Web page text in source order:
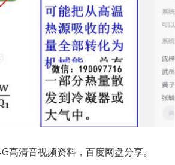
高清音视频资料，百度网盘分享。